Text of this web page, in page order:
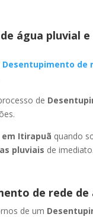
água pluvial
Desentupimento de
de
em Itirapuã quando
pluviais de imediato.
de rede de
de um